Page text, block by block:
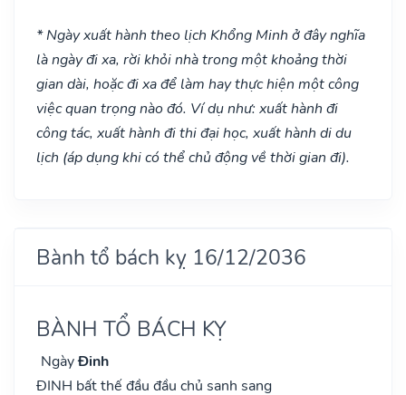
* Ngày xuất hành theo lịch Khổng Minh ở đây nghĩa
là ngày đi xa, rời khỏi nhà trong một khoảng thời
gian dài, hoặc đi xa để làm hay thực hiện một công
việc quan trọng nào đó. Ví dụ như: xuất hành đi
công tác, xuất hành đi thi đại học, xuất hành di du
lịch (áp dụng khi có thể chủ động về thời gian đi).
Bành tổ bách kỵ 16/12/2036
BÀNH TỔ BÁCH KỴ
NgàyĐinh
ĐINH bất thế đầu đầu chủ sanh sang